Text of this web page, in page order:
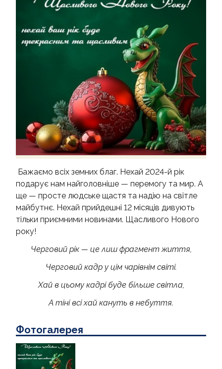
ВІДЗНАКИ КАФЕДРИ
ВІДГУКИ ВИПУСКНИКІВ
ПОДІЇ ТА ОГОЛОШЕННЯ
Бажаємо всіх земних благ. Нехай 2024-й рік
подарує нам найголовніше — перемогу та мир. А
ще — просте людське щастя та надію на світле
майбутнє. Нехай прийдешні 12 місяців дивують
тільки приємними новинами. Щасливого Нового
року!
Черговий рік — це лиш фрагмент життя,
Черговий кадр у цім чарівнім світі.
Хай в цьому кадрі буде більше світла,
А тіні всі хай кануть в небуття.
Фотогалерея